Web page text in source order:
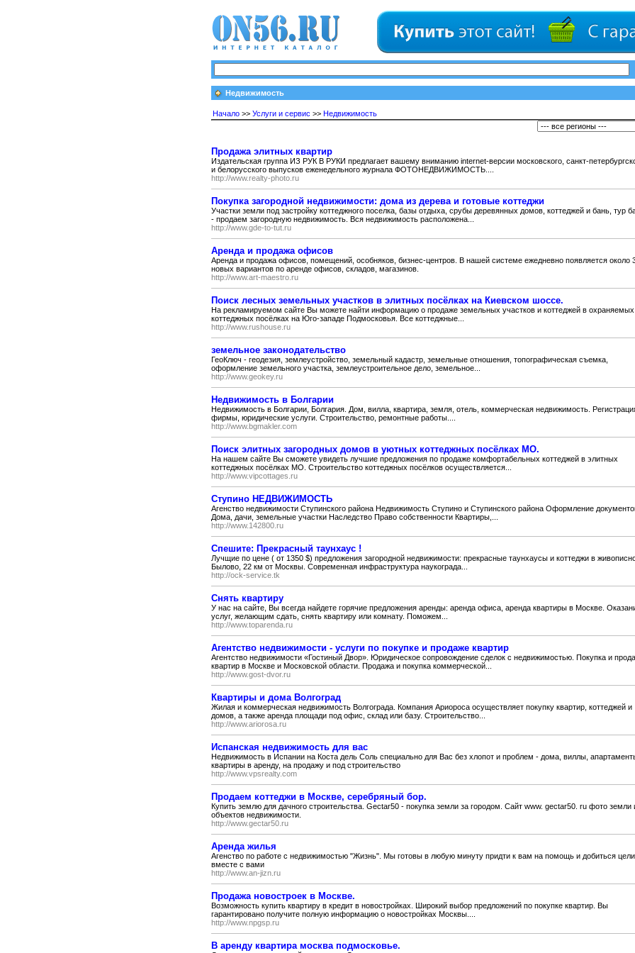
Недвижимость
Начало >> Услуги и сервис >> Недвижимость
Продажа элитных квартир
Издательская группа ИЗ РУК В РУКИ предлагает вашему вниманию internet-версии московского, санкт-
и белорусского выпусков еженедельного журнала ФОТОНЕДВИЖИМОСТЬ....
http://www.realty-photo.ru
Покупка загородной недвижимости: дома из дерева и готовые коттеджи
Участки земли под застройку коттеджного поселка, базы отдыха, срубы деревянных домов, коттеджей и бань, тур
- продаем загородную недвижимость. Вся недвижимость расположена...
http://www.gde-to-tut.ru
Аренда и продажа офисов
Аренда и продажа офисов, помещений, особняков, бизнес-центров. В нашей системе ежедневно появляется около
новых вариантов по аренде офисов, складов, магазинов.
http://www.art-maestro.ru
Поиск лесных земельных участков в элитных посёлках на Киевском шоссе.
На рекламируемом сайте Вы можете найти информацию о продаже земельных участков и коттеджей в охраняемых
коттеджных посёлках на Юго-западе Подмосковья. Все коттеджные...
http://www.rushouse.ru
земельное законодательство
ГеоКлюч - геодезия, землеустройство, земельный кадастр, земельные отношения, топографическая съемка,
оформление земельного участка, землеустроительное дело, земельное...
http://www.geokey.ru
Недвижимость в Болгарии
Недвижимость в Болгарии, Болгария. Дом, вилла, квартира, земля, отель, коммерческая недвижимость.
фирмы, юридические услуги. Строительство, ремонтные работы....
http://www.bgmakler.com
Поиск элитных загородных домов в уютных коттеджных посёлках МО.
На нашем сайте Вы сможете увидеть лучшие предложения по продаже комфортабельных коттеджей в элитных
коттеджных посёлках МО. Строительство коттеджных посёлков осуществляется...
http://www.vipcottages.ru
Ступино НЕДВИЖИМОСТЬ
Агенство недвижимости Ступинского района Недвижимость Ступино и Ступинского района Оформление
Дома, дачи, земельные участки Наследство Право собственности Квартиры,...
http://www.142800.ru
Спешите: Прекрасный таунхаус !
Лучщие по цене ( от 1350 $) предложения загородной недвижимости: прекрасные таунхаусы и коттеджи в
Былово, 22 км от Москвы. Современная инфраструктура наукограда...
http://ock-service.tk
Снять квартиру
У нас на сайте, Вы всегда найдете горячие предложения аренды: аренда офиса, аренда квартиры в Москве.
услуг, желающим сдать, снять квартиру или комнату. Поможем...
http://www.toparenda.ru
Агентство недвижимости - услуги по покупке и продаже квартир
Агентство недвижимости «Гостиный Двор». Юридическое сопровождение сделок с недвижимостью. Покупка и
квартир в Москве и Московской области. Продажа и покупка коммерческой...
http://www.gost-dvor.ru
Квартиры и дома Волгоград
Жилая и коммерческая недвижимость Волгограда. Компания Ариороса осуществляет покупку квартир, коттеджей и
домов, а также аренда площади под офис, склад или базу. Строительство...
http://www.ariorosa.ru
Испанская недвижимость для вас
Недвижимость в Испании на Коста дель Соль специально для Вас без хлопот и проблем - дома, виллы,
квартиры в аренду, на продажу и под строительство
http://www.vpsrealty.com
Продаем коттеджи в Москве, серебряный бор.
Купить землю для дачного строительства. Gectar50 - покупка земли за городом. Сайт www. gectar50. ru фото земли
объектов недвижимости.
http://www.gectar50.ru
Аренда жилья
Агенство по работе с недвижимостью "Жизнь". Мы готовы в любую минуту придти к вам на помощь и добиться цели
вместе с вами
http://www.an-jizn.ru
Продажа новостроек в Москве.
Возможность купить квартиру в кредит в новостройках. Широкий выбор предложений по покупке квартир. Вы
гарантировано получите полную информацию о новостройках Москвы....
http://www.npgsp.ru
В аренду квартира москва подмосковье.